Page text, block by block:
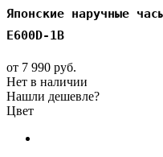
Японские наручные
E600D-1B
от 7 990 руб.
Нет в наличии
Нашли дешевле?
Цвет